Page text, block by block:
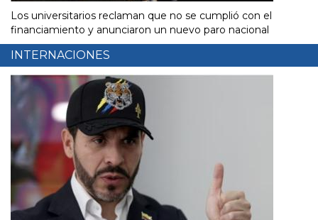
Los universitarios reclaman que no se cumplió con el
financiamiento y anunciaron un nuevo paro nacional
INTERNACIONES